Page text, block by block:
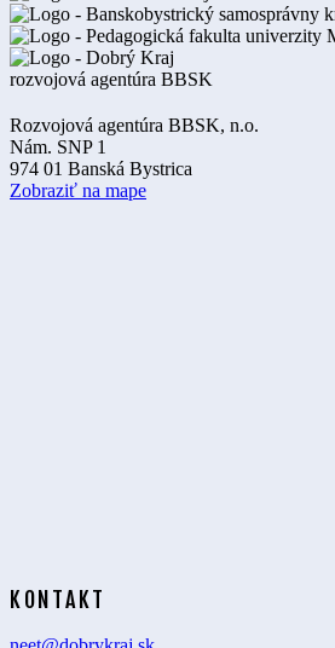
Rozvojová agentúra BBSK, n.o.
Nám. SNP 1
974 01 Banská Bystrica
Zobraziť na mape
KONTAKT